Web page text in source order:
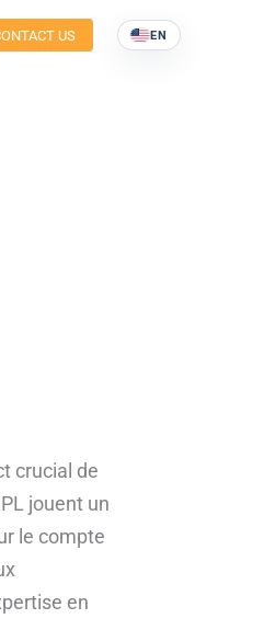
US EN
crucial de
jouent un
le compte
en